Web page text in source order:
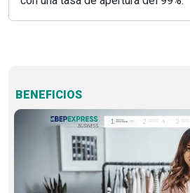
BENEFICIOS